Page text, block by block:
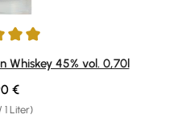
4.88 von 5 Sternen
Whiskey 45% vol. 0,70l
1 Liter)
Preis:
€